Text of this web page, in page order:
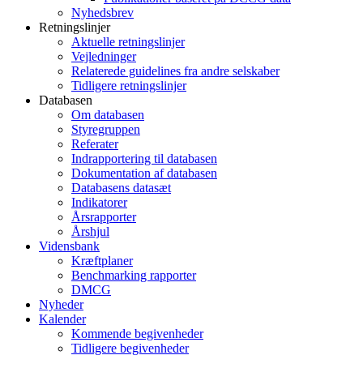
Nyhedsbrev
Retningslinjer
Aktuelle retningslinjer
Vejledninger
Relaterede guidelines fra andre selskaber
Tidligere retningslinjer
Databasen
Om databasen
Styregruppen
Referater
Indrapportering til databasen
Dokumentation af databasen
Databasens datasæt
Indikatorer
Årsrapporter
Årshjul
Vidensbank
Kræftplaner
Benchmarking rapporter
DMCG
Nyheder
Kalender
Kommende begivenheder
Tidligere begivenheder